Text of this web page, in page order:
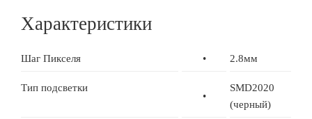
Характеристики
Шаг Пикселя • 2.8мм
Тип подсветки
•
SMD2020
(черный)